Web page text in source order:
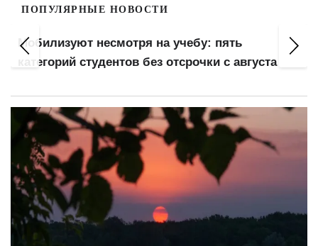
ПОПУЛЯРНЫЕ НОВОСТИ
Мобилизуют несмотря на учебу: пять
категорий студентов без отсрочки с августа